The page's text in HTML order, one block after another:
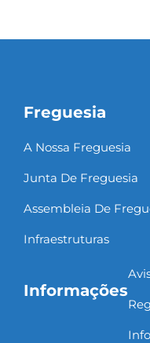
Freguesia
A Nossa Freguesia
Junta De Freguesia
Assembleia De
Infraestruturas
Informações